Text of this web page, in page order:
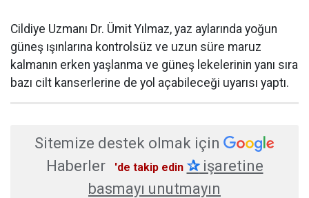
Cildiye Uzmanı Dr. Ümit Yılmaz, yaz aylarında yoğun
güneş ışınlarına kontrolsüz ve uzun süre maruz
kalmanın erken yaşlanma ve güneş lekelerinin yanı sıra
bazı cilt kanserlerine de yol açabileceği uyarısı yaptı.
Sitemize destek olmak için
Haberler
'de takip edin ✰işaretine
basmayı unutmayın